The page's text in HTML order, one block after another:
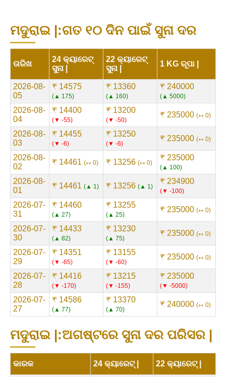
ମଦୁରାଇ |:ଗତ ୧୦ ଦିନ ପାଇଁ ସୁନା ଦର
ତାରିଖ
24 କ୍ୟାରେଟ୍
ସୁନା |
22 କ୍ୟାରେଟ୍
ସୁନା |
1 KG ରୂପା |
2026-08-
05
₹ 14575
▲ 175
₹ 13360
▲ 160
₹ 240000
▲ 5000
2026-08-
04
₹ 14400
▼ -55
₹ 13200
▼ -50
₹ 235000 ⇿ 0
2026-08-
03
₹ 14455
▼ -6
₹ 13250
▼ -6
₹ 235000 ⇿ 0
2026-08-
02
₹ 14461 ⇿ 0 ₹ 13256 ⇿ 0
₹ 235000
▲ 100
2026-08-
01
₹ 14461 ▲ 1 ₹ 13256 ▲ 1
₹ 234900
▼ -100
2026-07-
31
₹ 14460
▲ 27
₹ 13255
▲ 25
₹ 235000 ⇿ 0
2026-07-
30
₹ 14433
▲ 82
₹ 13230
▲ 75
₹ 235000 ⇿ 0
2026-07-
29
₹ 14351
▼ -65
₹ 13155
▼ -60
₹ 235000 ⇿ 0
2026-07-
28
₹ 14416
▼ -170
₹ 13215
▼ -155
₹ 235000
▼ -5000
2026-07-
27
₹ 14586
▲ 77
₹ 13370
▲ 70
₹ 240000 ⇿ 0
ମଦୁରାଇ |:ଅଗଷ୍ଟରେ ସୁନା ଦର ପରିସର |
କାରକ 24 କ୍ୟାରେଟ୍ | 22 କ୍ୟାରେଟ୍ |